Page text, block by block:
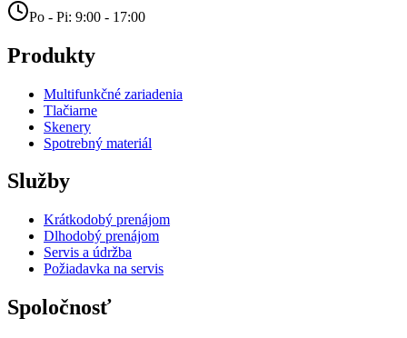
Po - Pi: 9:00 - 17:00
Produkty
Multifunkčné zariadenia
Tlačiarne
Skenery
Spotrebný materiál
Služby
Krátkodobý prenájom
Dlhodobý prenájom
Servis a údržba
Požiadavka na servis
Spoločnosť